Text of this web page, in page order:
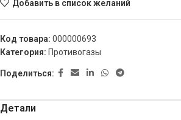
Добавить в список желаний
Код товара: 000000693
Категория: Противогазы
Поделиться:
Детали